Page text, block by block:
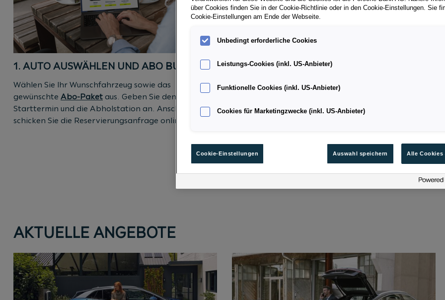
1. AUTO AUSWÄHLEN UND ABO BUCHEN
Wählen Sie Ihr Wunschfahrzeug sowie das
gewünschte Abo-Paket aus. Geben Sie den
Starttermin und die Abholstation an. Anschließend
schicken Sie die Reservierungsanfrage online ab
2. TERMIN BESTÄTIGEN
Wir bestätigen den Termin und Ort für die Abholung
stehen Ihnenunsere Expert*innengerne zur
AKTUELLE ANGEBOTE
über Cookies finden Sie in der Cookie-Richtlinie oder in den Cookie-Einstellungen. Sie
Cookie-Einstellungen am Ende der Webseite.
Unbedingt erforderliche Cookies
Leistungs-Cookies (inkl. US-Anbieter)
Funktionelle Cookies (inkl. US-Anbieter)
Cookies für Marketingzwecke (inkl. US-Anbieter)
Cookie-Einstellungen Auswahl speichern Alle Cookies